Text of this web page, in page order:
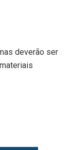
deverão ser